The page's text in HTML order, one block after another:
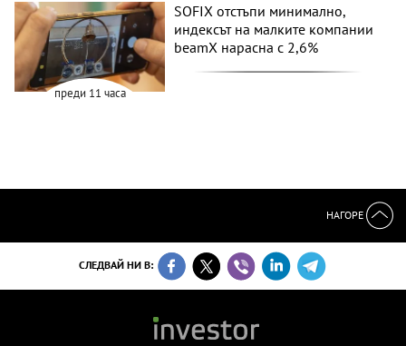
преди 11 часа
SOFIX отстъпи минимално,
индексът на малките компании
beamX нарасна с 2,6%
НАГОРЕ
СЛЕДВАЙ НИ В: